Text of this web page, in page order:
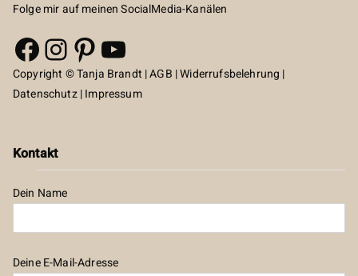
Folge mir auf meinen SocialMedia-Kanälen
Facebook
Instagram
Pinterest
YouTube
Copyright © Tanja Brandt |AGB |Widerrufsbelehrung |
Datenschutz|Impressum
Kontakt
Dein Name
Deine E-Mail-Adresse